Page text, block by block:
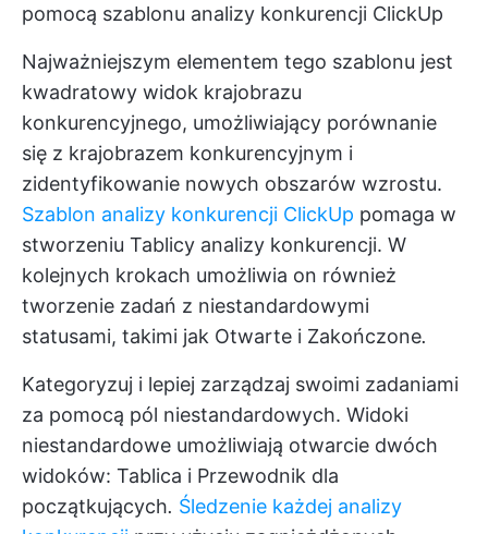
pomocą szablonu analizy konkurencji ClickUp
Najważniejszym elementem tego szablonu jest
kwadratowy widok krajobrazu
konkurencyjnego, umożliwiający porównanie
się z krajobrazem konkurencyjnym i
zidentyfikowanie nowych obszarów wzrostu.
Szablon analizy konkurencji ClickUp pomaga w
stworzeniu Tablicy analizy konkurencji. W
kolejnych krokach umożliwia on również
tworzenie zadań z niestandardowymi
statusami, takimi jak Otwarte i Zakończone.
Kategoryzuj i lepiej zarządzaj swoimi zadaniami
za pomocą pól niestandardowych. Widoki
niestandardowe umożliwiają otwarcie dwóch
widoków: Tablica i Przewodnik dla
początkujących. Śledzenie każdej analizy